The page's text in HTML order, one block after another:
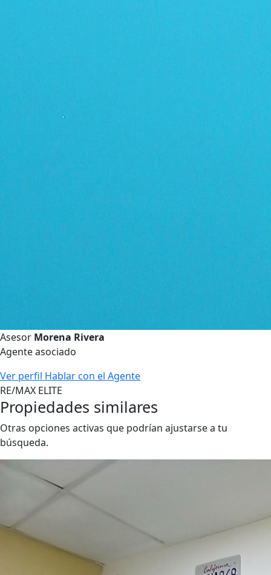
Asesor Morena Rivera
Agente asociado
Ver perfil Hablar con el Agente
RE/MAX ELITE
Propiedades similares
Otras opciones activas que podrían ajustarse a tu
búsqueda.